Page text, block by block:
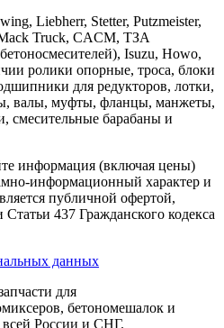
Liebherr, Stetter, Putzmeister,
Truck, CACM, ТЗА
Isuzu, Howo,
ролики опорные, троса, блоки
для редукторов, лотки,
валы, муфты, фланцы, манжеты,
смесительные барабаны и
информация (включая цены)
информационный характер и
публичной офертой,
437 Гражданского кодекса
данных
для
бетономешалок и
всей России и СНГ.